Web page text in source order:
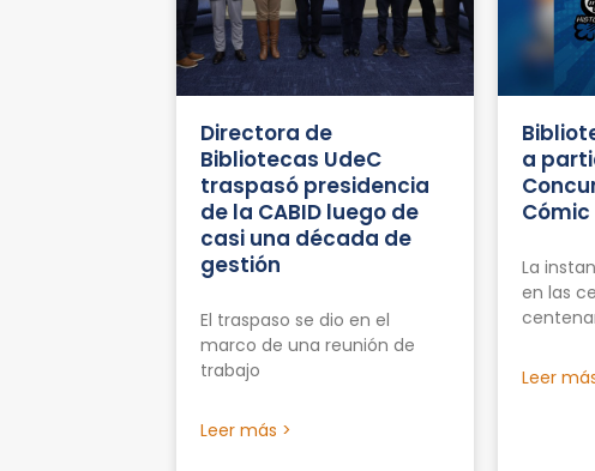
Directora de
Bibliotecas UdeC
traspasó presidencia
de la CABID luego de
casi una década de
gestión
El traspaso se dio en el
marco de una reunión de
trabajo
Leer más >
a
Cómic
La
en las
Leer